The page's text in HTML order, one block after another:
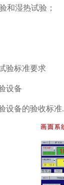
和湿热试验；
验标准要求
设备
设备的验收标准.